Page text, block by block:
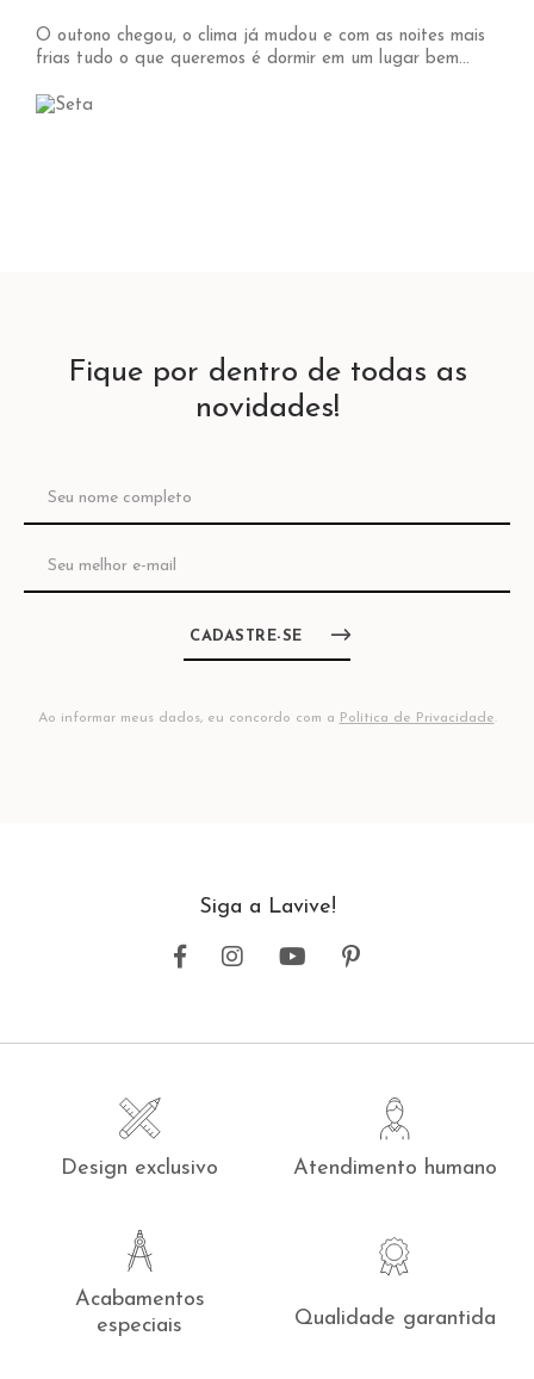
O outono chegou, o clima já mudou e com as noites mais
frias tudo o que queremos é dormir em um lugar bem...
Fique por dentro de todas as
novidades!
CADASTRE-SE
Ao informar meus dados, eu concordo com a Política de Privacidade.
Siga a Lavive!
Design exclusivo Atendimento humano
Acabamentos
especiais
Qualidade garantida